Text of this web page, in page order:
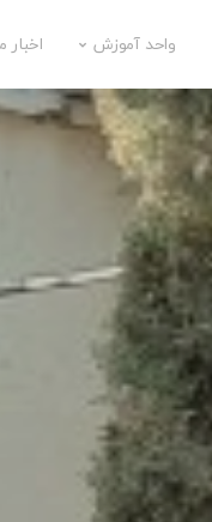
واحد آموزش اخبار